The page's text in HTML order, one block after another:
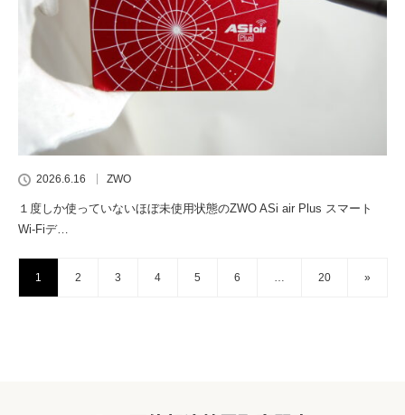
2026.6.16 ZWO
１度しか使っていないほぼ未使用状態のZWO ASi air Plus スマート
Wi-Fiデ…
1 2 3 4 5 6 … 20 »